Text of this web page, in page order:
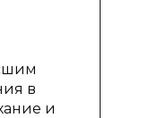
в
и